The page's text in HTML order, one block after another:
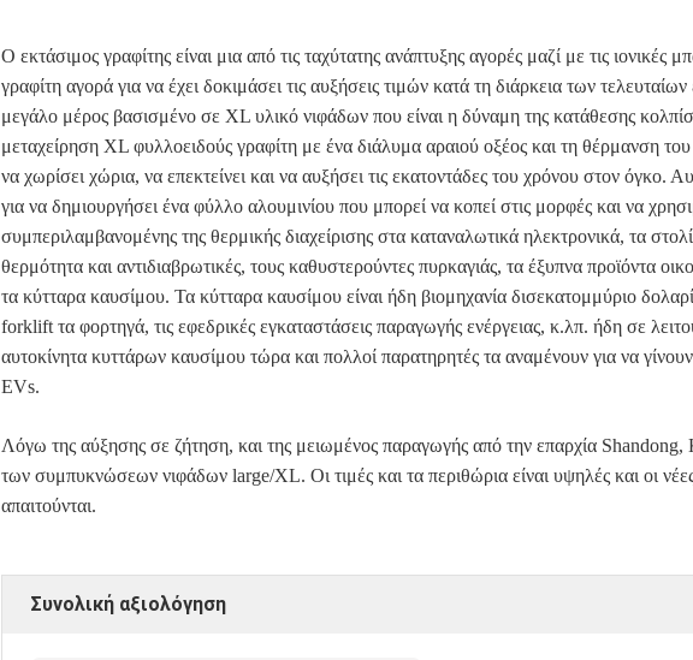
Ο εκτάσιμος γραφίτης είναι μια από τις ταχύτατης ανάπτυξης αγορές μαζί με τις ιονικές
γραφίτη αγορά για να έχει δοκιμάσει τις αυξήσεις τιμών κατά τη διάρκεια των
μεγάλο μέρος βασισμένο σε XL υλικό νιφάδων που είναι η δύναμη της κατάθεσης
μεταχείρηση XL φυλλοειδούς γραφίτη με ένα διάλυμα αραιού οξέος και τη θέρμανση του
να χωρίσει χώρια, να επεκτείνει και να αυξήσει τις εκατοντάδες του χρόνου στον όγκο.
για να δημιουργήσει ένα φύλλο αλουμινίου που μπορεί να κοπεί στις μορφές και να
συμπεριλαμβανομένης της θερμικής διαχείρισης στα καταναλωτικά ηλεκτρονικά, τα
θερμότητα και αντιδιαβρωτικές, τους καθυστερούντες πυρκαγιάς, τα έξυπνα προϊόντα
τα κύτταρα καυσίμου. Τα κύτταρα καυσίμου είναι ήδη βιομηχανία δισεκατομμύριο
forklift τα φορτηγά, τις εφεδρικές εγκαταστάσεις παραγωγής ενέργειας, κ.λπ. ήδη σε
αυτοκίνητα κυττάρων καυσίμου τώρα και πολλοί παρατηρητές τα αναμένουν για να
EVs.
Λόγω της αύξησης σε ζήτηση, και της μειωμένος παραγωγής από την επαρχία Shandong,
των συμπυκνώσεων νιφάδων large/XL. Οι τιμές και τα περιθώρια είναι υψηλές και οι
απαιτούνται.
Συνολική αξιολόγηση